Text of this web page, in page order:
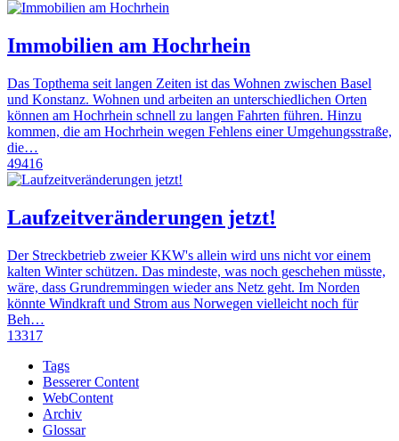
Immobilien am Hochrhein
Das Topthema seit langen Zeiten ist das Wohnen zwischen Basel
und Konstanz. Wohnen und arbeiten an unterschiedlichen Orten
können am Hochrhein schnell zu langen Fahrten führen. Hinzu
kommen, die am Hochrhein wegen Fehlens einer Umgehungsstraße,
die…
49416
Laufzeitveränderungen jetzt!
Der Streckbetrieb zweier KKW's allein wird uns nicht vor einem
kalten Winter schützen. Das mindeste, was noch geschehen müsste,
wäre, dass Grundremmingen wieder ans Netz geht. Im Norden
könnte Windkraft und Strom aus Norwegen vielleicht noch für
Beh…
13317
Tags
Besserer Content
WebContent
Archiv
Glossar